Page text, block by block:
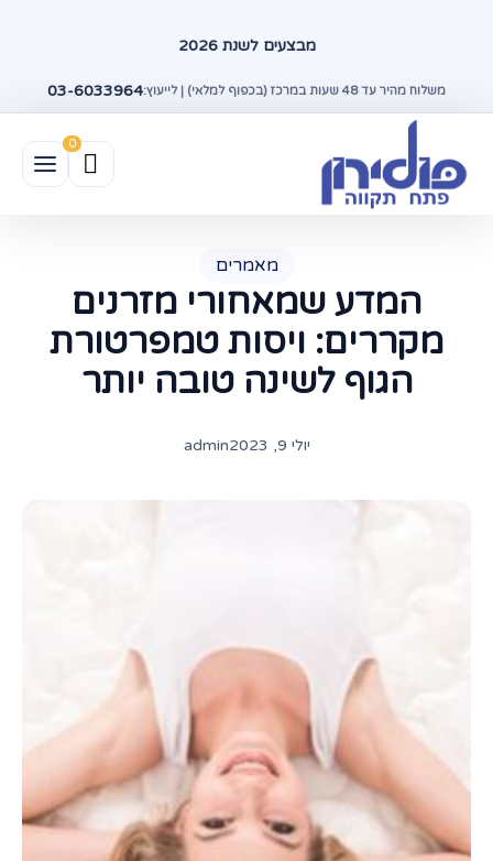
מבצעים לשנת 2026
משלוח מהיר עד 48 שעות במרכז (בכפוף למלאי) | לייעוץ: 03-6033964
מאמרים
המדע שמאחורי מזרנים
מקררים: ויסות טמפרטורת
הגוף לשינה טובה יותר
יולי 9, 2023 admin